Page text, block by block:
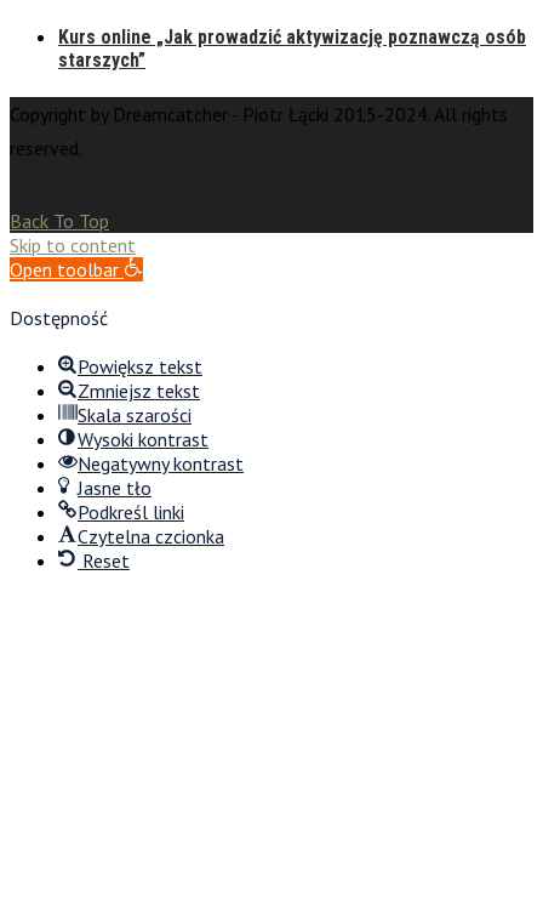
Kurs online „Jak prowadzić aktywizację poznawczą osób
starszych”
Copyright by Dreamcatcher - Piotr Łącki 2015-2024. All rights
reserved.
Back To Top
Skip to content
Open toolbar
Dostępność
Powiększ tekst
Zmniejsz tekst
Skala szarości
Wysoki kontrast
Negatywny kontrast
Jasne tło
Podkreśl linki
Czytelna czcionka
Reset